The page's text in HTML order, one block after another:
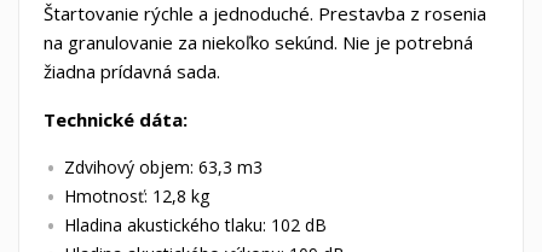
Štartovanie rýchle a jednoduché. Prestavba z rosenia
na granulovanie za niekoľko sekúnd. Nie je potrebná
žiadna prídavná sada.
Technické dáta:
Zdvihový objem: 63,3 m3
Hmotnosť: 12,8 kg
Hladina akustického tlaku: 102 dB